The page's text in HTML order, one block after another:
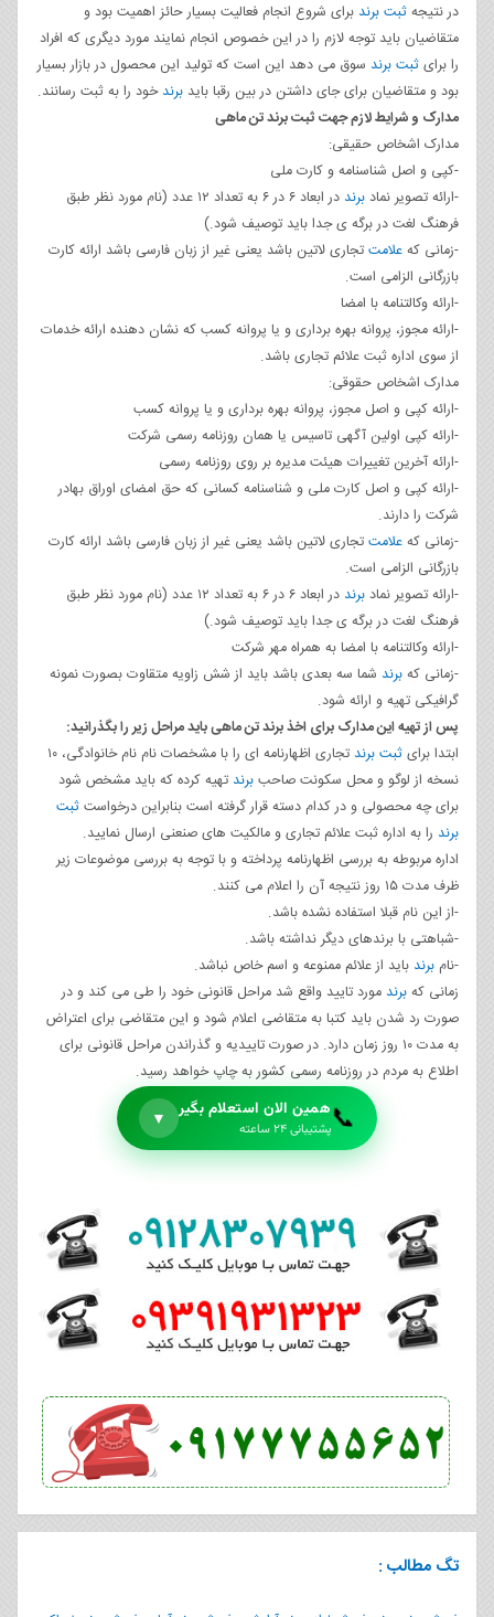
در نتیجهثبت برند برای شروع انجام فعالیت بسیار حائز اهمیت بود و
متقاضیان باید توجه لازم را در این خصوص انجام نمایند مورد دیگری که افراد
را برایثبت برند سوق می دهد این است که تولید این محصول در بازار بسیار
بود و متقاضیان برای جای داشتن در بین رقبا باید برندخود را به ثبت رسانند.
مدارک و شرایط لازم جهت ثبت برند تن ماهی
مدارک اشخاص حقیقی:
-کپی و اصل شناسنامه و کارت ملی
-ارائه تصویر نمادبرند
در ابعاد ۶ در ۶ به تعداد ۱۲ عدد (نام مورد نظر طبق
فرهنگ لغت در برگه ی جدا باید توصیف شود.)
-زمانی کهعلامتتجاری لاتین باشد یعنی غیر از زبان فارسی باشد ارائه کارت
بازرگانی الزامی است.
-ارائه وکالتنامه با امضا
-ارائه مجوز، پروانه بهره برداری و یا پروانه کسب که نشان دهنده ارائه خدمات
از سوی اداره ثبت علائم تجاری باشد.
مدارک اشخاص حقوقی:
-ارائه کپی و اصل مجوز، پروانه بهره برداری و یا پروانه کسب
-ارائه کپی اولین آگهی تاسیس یا همان روزنامه رسمی شرکت
-ارائه آخرین تغییرات هیئت مدیره بر روی روزنامه رسمی
-ارائه کپی و اصل کارت ملی و شناسنامه کسانی که حق امضای اوراق بهادر
شرکت را دارند.
-زمانی کهعلامتتجاری لاتین باشد یعنی غیر از زبان فارسی باشد ارائه کارت
بازرگانی الزامی است.
-ارائه تصویر نمادبرند
در ابعاد ۶ در ۶ به تعداد ۱۲ عدد (نام مورد نظر طبق
فرهنگ لغت در برگه ی جدا باید توصیف شود.)
-ارائه وکالتنامه با امضا به همراه مهر شرکت
-زمانی کهبرند شما سه بعدی باشد باید از شش زاویه متقاوت بصورت نمونه
گرافیکی تهیه و ارائه شود.
پس از تهیه این مدارک برای اخذ برند تن ماهی باید مراحل زیر را بگذرانید:
ابتدا برایثبت برند
تجاری اظهارنامه ای را با مشخصات نام نام خانوادگی، ۱۰
نسخه از لوگو و محل سکونت صاحببرند تهیه کرده که باید مشخص شود
برای چه محصولی و در کدام دسته قرار گرفته است بنابراین درخواستثبت
برند را به اداره ثبت علائم تجاری و مالکیت های صنعنی ارسال نمایید.
اداره مربوطه به بررسی اظهارنامه پرداخته و با توجه به بررسی موضوعات زیر
ظرف مدت ۱۵ روز نتیجه آن را اعلام می کنند.
-از این نام قبلا استفاده نشده باشد.
-شباهتی با برندهای دیگر نداشته باشد.
-نام برند باید از علائم ممنوعه و اسم خاص نباشد.
زمانی کهبرند مورد تایید واقع شد مراحل قانونی خود را طی می کند و در
صورت رد شدن باید کتبا به متقاضی اعلام شود و این متقاضی برای اعتراض
به مدت ۱۰ روز زمان دارد. در صورت تاییدیه و گذراندن مراحل قانونی برای
اطلاع به مردم در روزنامه رسمی کشور به چاپ خواهد رسید.
📞همین الان استعلام بگیر
پشتیبانی ۲۴ ساعته
▼
تگ مطالب :